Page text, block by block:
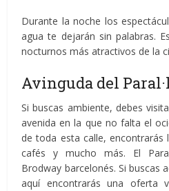
Durante la noche los
agua te dejarán sin palabras.
nocturnos más atractivos de la
Avinguda del
Si buscas ambiente, debes
avenida en la que no falta el
de toda esta calle, encontrarás
cafés y mucho más. El
Brodway barcelonés. Si buscas
aquí encontrarás una oferta